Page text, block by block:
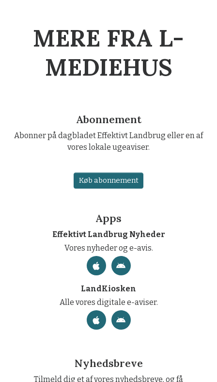
MERE FRA L-
MEDIEHUS
Abonnement
Abonner på dagbladet Effektivt Landbrug eller en af
vores lokale ugeaviser.
Køb abonnement
Apps
Effektivt Landbrug Nyheder
Vores nyheder og e-avis.
LandKiosken
Alle vores digitale e-aviser.
Nyhedsbreve
Tilmeld dig et af vores nyhedsbreve, og få